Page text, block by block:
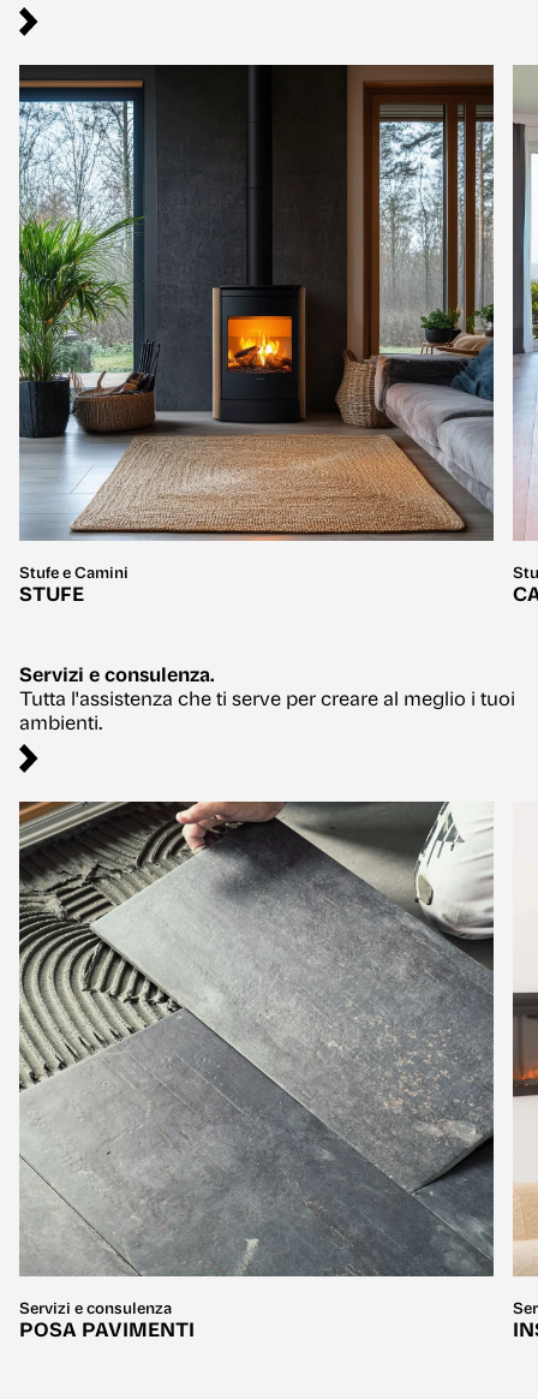
Stufe e Camini
STUFE
Servizi e consulenza.
Tutta l'assistenza che ti serve per creare al meglio i tuoi
ambienti.
Servizi e consulenza
POSA PAVIMENTI